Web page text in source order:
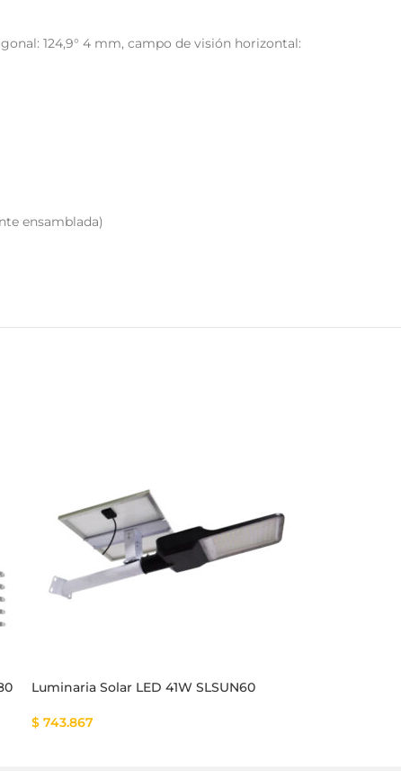
124,9° 4 mm, campo de visión horizontal:
ensamblada)
Luminaria Solar LED 41W SLSUN60
$ 743.867